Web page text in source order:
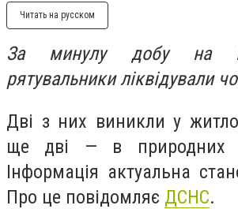
Читать на русском
За минулу добу на
рятувальники ліквідували
Дві з них виникли у
ще дві — в природних
Інформація актуальна
Про це повідомляє ДСНС.